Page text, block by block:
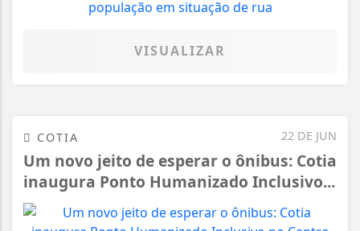
VISUALIZAR
22 DE JUN
COTIA
Um novo jeito de esperar o ônibus: Cotia
inaugura Ponto Humanizado Inclusivo...